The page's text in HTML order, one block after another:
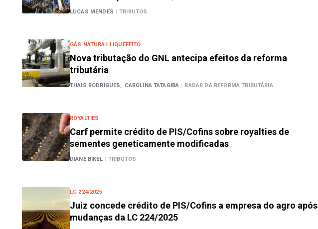
LUCAS MENDES | TRIBUTOS
GÁS NATURAL LIQUEFEITO
Nova tributação do GNL antecipa efeitos da reforma
tributária
THAIS RODRIGUES, CAROLINA TATAGIBA | RADAR DA REFORMA TRIBUTÁRIA
ROYALTIES
Carf permite crédito de PIS/Cofins sobre royalties de
sementes geneticamente modificadas
DIANE BIKEL | TRIBUTOS
LC 224/2025
Juiz concede crédito de PIS/Cofins a empresa do agro após
mudanças da LC 224/2025